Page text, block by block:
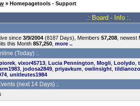
» Homepagetools - Support
.: Board - Info :.
since 3/9/2004(8187 Days), Members 57,208, newest
this Month 857,250, more ..
(Today) :.
, vixor45713, Lucia Pennington Mogli, Loolydo,
, jodosa2849, priyavkum owlinsight,
, unitleutes1984
(next 14 Days) :.